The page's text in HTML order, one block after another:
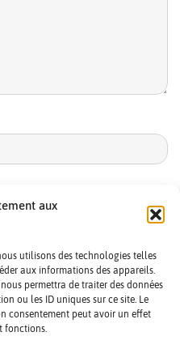
aux
utilisons des technologies telles
aux informations des appareils.
permettra de traiter des données
ou les ID uniques sur ce site. Le
consentement peut avoir un effet
fonctions.